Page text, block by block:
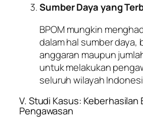
Sumber Daya yang
BPOM mungkin
dalam hal sumber daya,
anggaran maupun
untuk melakukan
seluruh wilayah
V. Studi Kasus: Keberhasilan
Pengawasan